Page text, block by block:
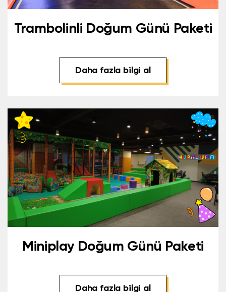
Trambolinli Doğum Günü Paketi
Daha fazla bilgi al
Miniplay Doğum Günü Paketi
Daha fazla bilgi al